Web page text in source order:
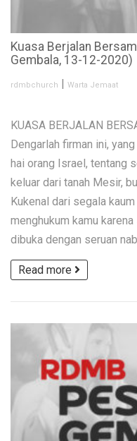
Kuasa Berjalan
Gembala, 13-12-2020)
rdmbchurch | Warta Jemaat
KUASA BERJALAN
Dengarlah firman ini,
hai orang Israel, tentang
keluar dari tanah Mesir,
Kukenal dari segala
menghukum kamu
dibuka dengan seruan
Read more